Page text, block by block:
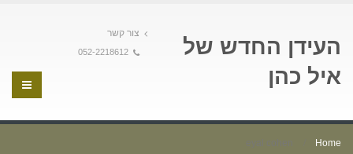
העידן החדש של
איל כהן
צור קשר
052-2218612
Home
eyal cohen